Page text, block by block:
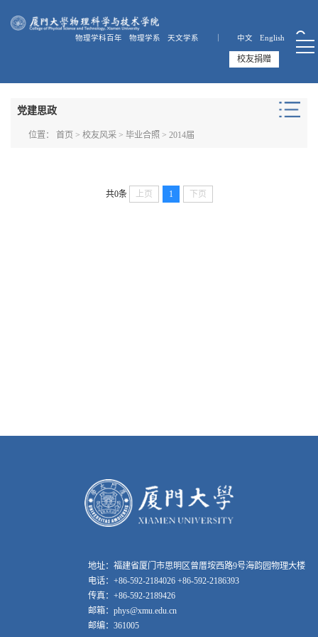
物理学科百年 物理学系 天文学系 ｜ 中文 English
校友捐赠
党建思政
位置： 首页 > 校友风采> 毕业合照 > 2014届
共0条 上页 1 下页
地址：福建省厦门市思明区曾厝垵西路9号海韵园物理大楼
电话：+86-592-2184026 +86-592-2186393
传真：+86-592-2189426
邮箱：phys@xmu.edu.cn
邮编：361005